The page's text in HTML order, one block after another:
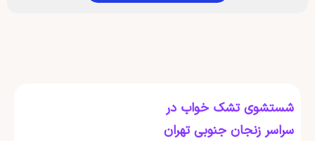
شستشوی تشک خواب در
سراسر زنجان جنوبی تهران